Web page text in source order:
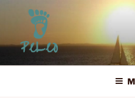
PELEO
Leben für Heute und Morgen